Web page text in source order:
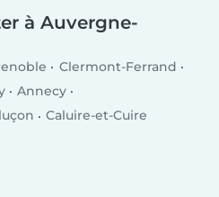
à Auvergne-
Clermont-Ferrand
Annecy
Caluire-et-Cuire